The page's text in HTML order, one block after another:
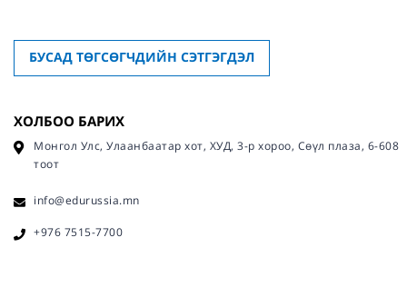
БУСАД ТӨГСӨГЧДИЙН СЭТГЭГДЭЛ
ХОЛБОО БАРИХ
Монгол Улс, Улаанбаатар хот, ХУД, 3-р хороо, Сөүл плаза, 6-608
тоот
info@edurussia.mn
+976 7515-7700